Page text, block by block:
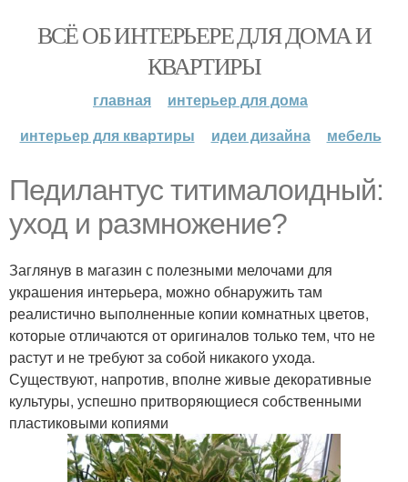
ВСЁ ОБ ИНТЕРЬЕРЕ ДЛЯ ДОМА И
КВАРТИРЫ
главная
интерьер для дома
интерьер для квартиры
идеи дизайна мебель
Педилантус титималоидный:
уход и размножение?
Заглянув в магазин с полезными мелочами для
украшения интерьера, можно обнаружить там
реалистично выполненные копии комнатных цветов,
которые отличаются от оригиналов только тем, что не
растут и не требуют за собой никакого ухода.
Существуют, напротив, вполне живые декоративные
культуры, успешно притворяющиеся собственными
пластиковыми копиями